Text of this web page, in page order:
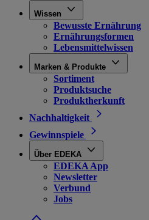
Wissen
Bewusste Ernährung
Ernährungsformen
Lebensmittelwissen
Marken & Produkte
Sortiment
Produktsuche
Produktherkunft
Nachhaltigkeit
Gewinnspiele
Über EDEKA
EDEKA App
Newsletter
Verbund
Jobs